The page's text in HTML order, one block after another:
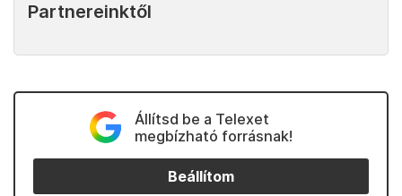
Partnereinktől
Állítsd be a Telexet
megbízható forrásnak!
Beállítom